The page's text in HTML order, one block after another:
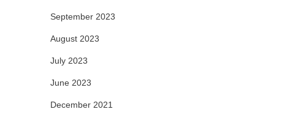
September 2023
August 2023
July 2023
June 2023
December 2021